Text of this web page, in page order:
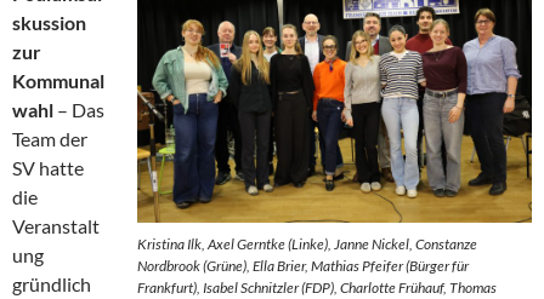
Kristina Ilk, Axel Gerntke (Linke), Janne Nickel, Constanze
Nordbrook (Grüne), Ella Brier, Mathias Pfeifer (Bürger für
Frankfurt), Isabel Schnitzler (FDP), Charlotte Frühauf, Thomas
skussion
zur
Kommunal
wahl – Das
Team der
SV hatte
die
Veranstalt
ung
gründlich